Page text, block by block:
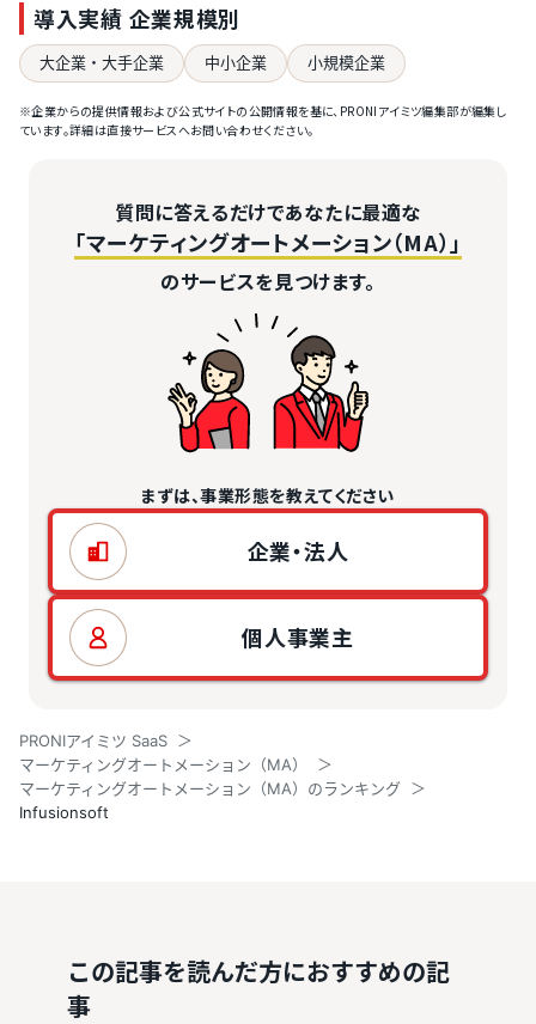
導入実績 企業規模別
大企業・大手企業 中小企業 小規模企業
※企業からの提供情報および公式サイトの公開情報を基に、PRONIアイミツ編集部が編集し
ています。詳細は直接サービスへお問い合わせください。
質問に答えるだけであなたに最適な
「マーケティングオートメーション（MA）」
のサービスを見つけます。
まずは、事業形態を教えてください
企業・法人
個人事業主
PRONIアイミツ SaaS
マーケティングオートメーション（MA）
マーケティングオートメーション（MA）のランキング
Infusionsoft
この記事を読んだ方におすすめの記
事